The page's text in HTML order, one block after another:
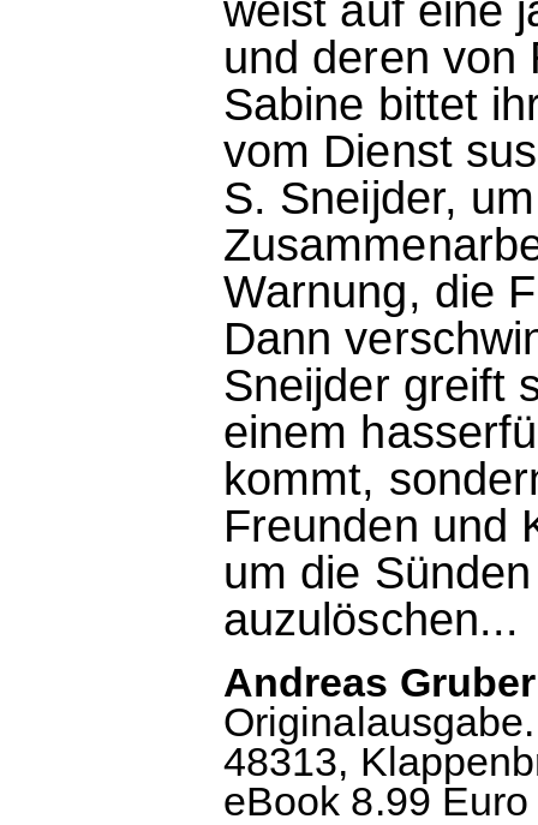
weist auf eine
und deren von
Sabine bittet
vom Dienst
S. Sneijder,
Warnung, die
Dann
Sneijder greift
einem
kommt,
Freunden und
um die
auzulöschen...
Andreas
48313,
eBook 8.99